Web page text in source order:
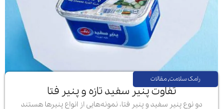
رامک سلامت,مقالات
تفاوت پنیر سفید تازه و پنیر فتا
دو نوع پنیر سفید و پنیر فتا، نمونه‌هایی از انواع پنیرها هستند